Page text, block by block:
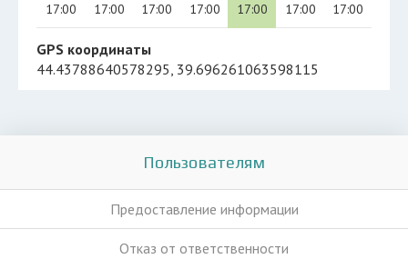
17:00
17:00
17:00
17:00
17:00
17:00
17:00
GPS координаты
44.43788640578295, 39.696261063598115
Пользователям
Предоставление информации
Отказ от ответственности